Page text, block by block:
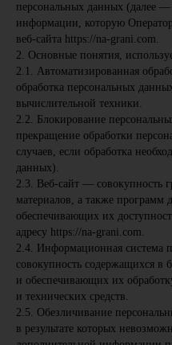
персональных данных (далее
информации, которую
веб-сайта https://na-grani.com.
2. Основные понятия,
2.1. Автоматизированная
обработка персональных
вычислительной техники.
2.2. Блокирование
прекращение обработки
случаев, если обработка
данных).
2.3. Веб-сайт — совокупность
материалов, а также
обеспечивающих их
адресу https://na-grani.com.
2.4. Информационная система
совокупность содержащихся в
и обеспечивающих их
и технических средств.
2.5. Обезличивание
в результате которых